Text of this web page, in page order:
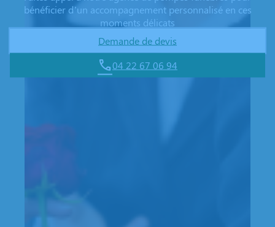
bénéficier d’un accompagnement personnalisé en ces
moments délicats
Demande de devis
04 22 67 06 94